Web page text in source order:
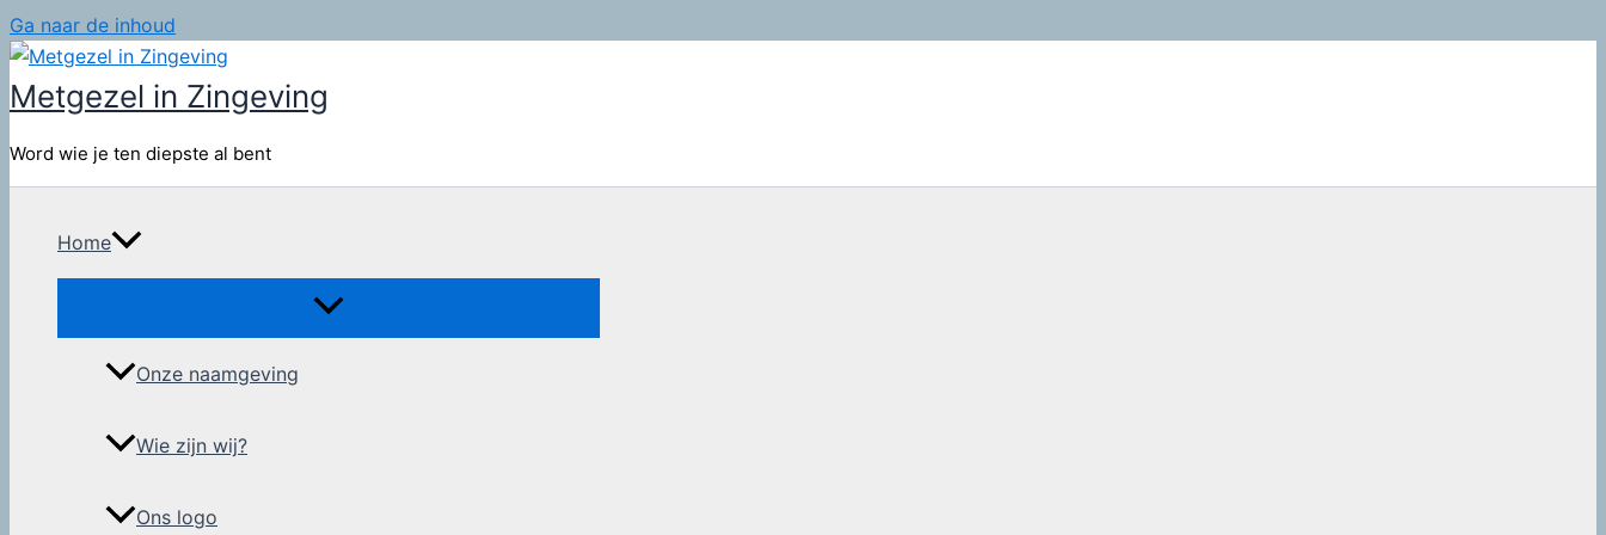
Ga naar de inhoud
Metgezel in Zingeving
Word wie je ten diepste al bent
Home
Onze naamgeving
Wie zijn wij?
Ons logo